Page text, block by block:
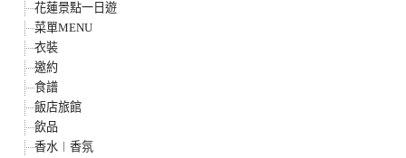
花蓮景點一日遊
菜單MENU
衣裝
邀約
食譜
飯店旅館
飲品
香水︱香氛